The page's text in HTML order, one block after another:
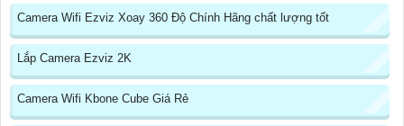
Camera Wifi Ezviz Xoay 360 Độ Chính Hãng chất lượng tốt
Lắp Camera Ezviz 2K
Camera Wifi Kbone Cube Giá Rẻ